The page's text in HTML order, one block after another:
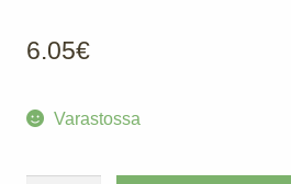
6.05€
Varastossa